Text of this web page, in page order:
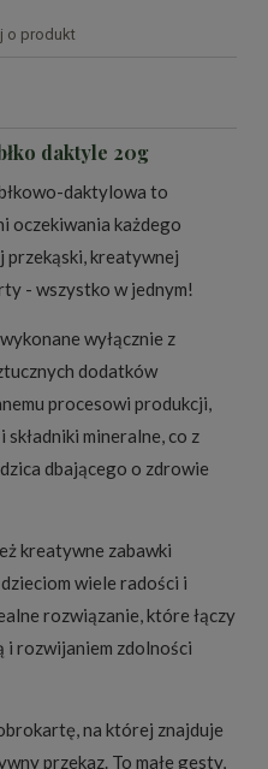
o produkt
daktyle 20g
daktylowa to
oczekiwania każdego
przekąski, kreatywnej
- wszystko w jednym!
wyłącznie z
dodatków
procesowi produkcji,
mineralne, co z
dbającego o zdrowie
kreatywne zabawki
wiele radości i
rozwiązanie, które łączy
i rozwijaniem zdolności
na której znajduje
przekaz. To małe gesty,